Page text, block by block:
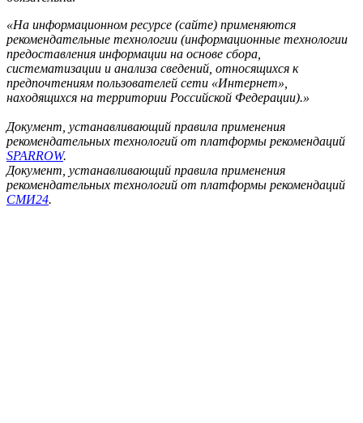
«На информационном ресурсе (сайте) применяются
рекомендательные технологии (информационные технологии
предоставления информации на основе сбора,
систематизации и анализа сведений, относящихся к
предпочтениям пользователей сети «Интернет»,
находящихся на территории Российской Федерации).»
Документ, устанавливающий правила применения
рекомендательных технологий от платформы рекомендаций
SPARROW.
Документ, устанавливающий правила применения
рекомендательных технологий от платформы рекомендаций
СМИ24.